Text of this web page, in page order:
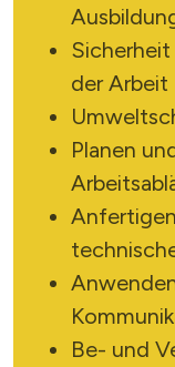
der Arbeit
Planen
Be- und